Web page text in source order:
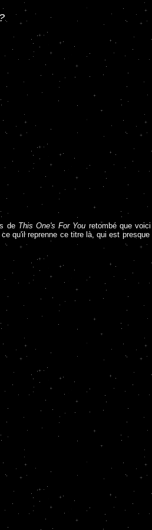
de This One's For You retombé que
qu'il reprenne ce titre là, qui est